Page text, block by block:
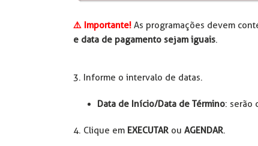
⚠️ Importante! As programações devem
e data de pagamento sejam iguais.
3. Informe o intervalo de datas.
Data de Início/Data de Término: serão
4. Clique em EXECUTAR ou AGENDAR.